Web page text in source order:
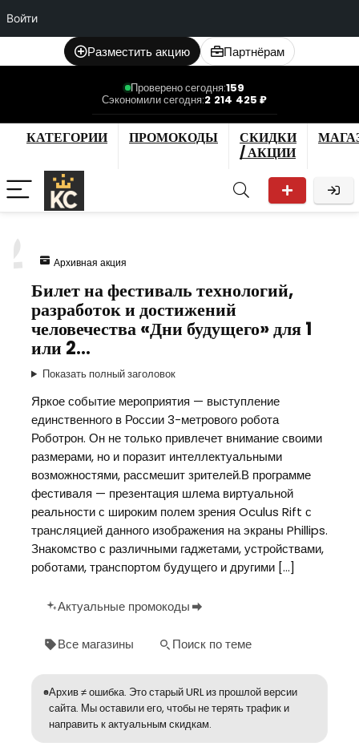
Войти
Разместить акцию Партнёрам
Проверено сегодня:159
Сэкономили сегодня:2 214 425 ₽
КАТЕГОРИИ ПРОМОКОДЫ
СКИДКИ
/ АКЦИИ
Архивная акция
Билет на фестиваль технологий,
разработок и достижений
человечества «Дни будущего» для 1
или 2…
Показать полный заголовок
Яркое событие мероприятия — выступление
единственного в России 3-метрового робота
Роботрон. Он не только привлечет внимание своими
размерами, но и поразит интеллектуальными
возможностями, рассмешит зрителей.В программе
фестиваля — презентация шлема виртуальной
реальности с широким полем зрения Oculus Rift с
трансляцией данного изображения на экраны Phillips.
Знакомство с различными гаджетами, устройствами,
роботами, транспортом будущего и другими […]
Актуальные промокоды
Все магазины Поиск по теме
Архив ≠ ошибка. Это старый URL из прошлой версии
сайта. Мы оставили его, чтобы не терять трафик и
направить к актуальным скидкам.